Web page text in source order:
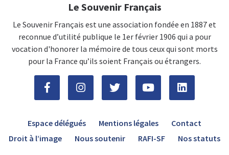
Le Souvenir Français
Le Souvenir Français est une association fondée en 1887 et
reconnue d’utilité publique le 1er février 1906 qui a pour
vocation d'honorer la mémoire de tous ceux qui sont morts
pour la France qu’ils soient Français ou étrangers.
Espace délégués Mentions légales
Contact
Droit à l’image
Nous soutenir RAFI-SF Nos statuts